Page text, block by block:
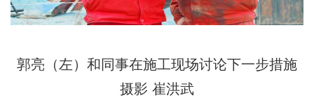
郭亮（左）和同事在施工现场讨论下一步措施
摄影 崔洪武